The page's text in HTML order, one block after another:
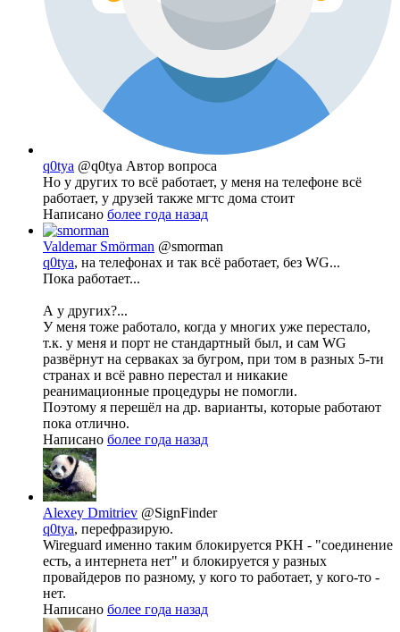
q0tya @q0tya Автор вопроса
Но у других то всё работает, у меня на телефоне всё
работает, у друзей также мгтс дома стоит
Написано более года назад
Valdemar Smörman @smorman
q0tya, на телефонах и так всё работает, без WG...
Пока работает...
А у других?...
У меня тоже работало, когда у многих уже перестало,
т.к. у меня и порт не стандартный был, и сам WG
развёрнут на серваках за бугром, при том в разных 5-ти
странах и всё равно перестал и никакие
реанимационные процедуры не помогли.
Поэтому я перешёл на др. варианты, которые работают
пока отлично.
Написано более года назад
Alexey Dmitriev @SignFinder
q0tya, перефразирую.
Wireguard именно таким блокируется РКН - "соединение
есть, а интернета нет" и блокируется у разных
провайдеров по разному, у кого то работает, у кого-то -
нет.
Написано более года назад